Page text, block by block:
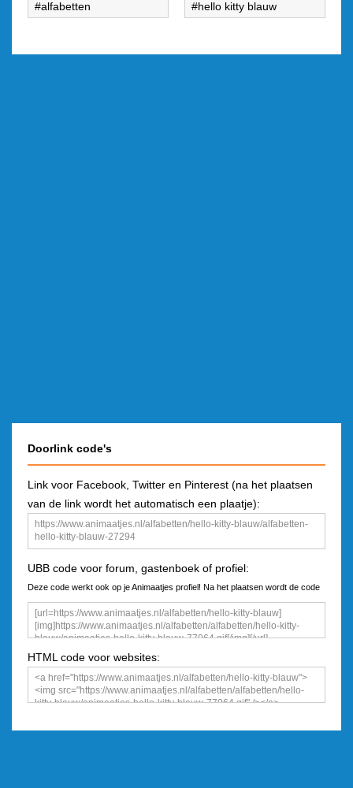
alfabetten hello kitty blauw
Doorlink code's
Link voor Facebook, Twitter en Pinterest (na het plaatsen
van de link wordt het automatisch een plaatje):
UBB code voor forum, gastenboek of profiel:
Deze code werkt ook op je Animaatjes profiel! Na het plaatsen wordt de code
een plaatje
HTML code voor websites: